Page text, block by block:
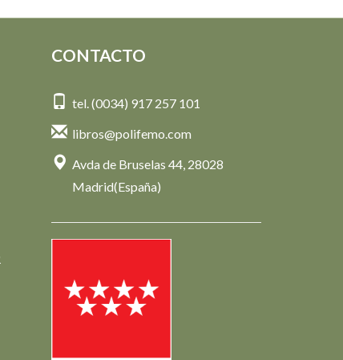
CONTACTO
tel. (0034) 917 257 101
libros@polifemo.com
Avda de Bruselas 44, 28028
Madrid(España)